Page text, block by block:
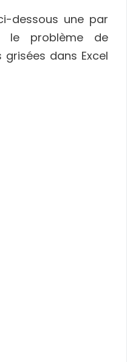
dessous une par
le problème de
dans Excel